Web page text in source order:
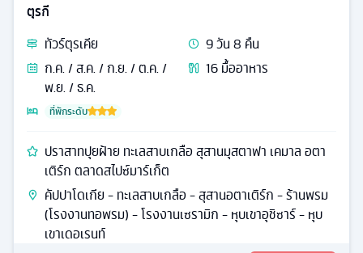
ตุรกี
ทัวร์ตุรเคีย 9วัน8 คืน
ก.ค. / ส.ค. / ก.ย. / ต.ค. /
พ.ย. / ธ.ค.
16มื้ออาหาร
ที่พักระดับ
ปราสาทปุยฝ้าย ทะเลสาบเกลือ สุสานมุสตาฟา เคมาล อตา
เติร์ก ตลาดสไปซ์มาร์เก็ต
คัปปาโดเกีย - ทะเลสาบเกลือ - สุสานอตาเติร์ก - ร้านพรม
(โรงงานทอพรม) - โรงงานเซรามิก - หุบเขาอุชิซาร์ - หุบ
เขาเดอเรนท์